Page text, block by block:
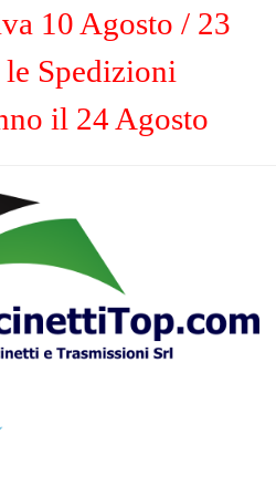
10 Agosto / 23
Spedizioni
il 24 Agosto